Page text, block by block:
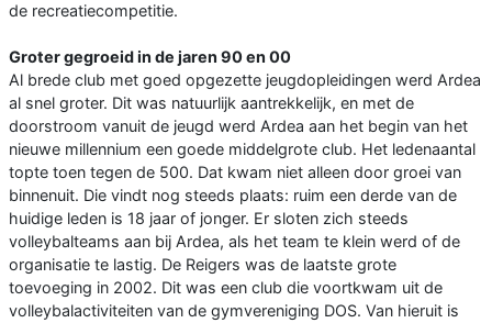
de recreatiecompetitie.
Groter gegroeid in de jaren 90 en 00
Al brede club met goed opgezette jeugdopleidingen werd Ardea
al snel groter. Dit was natuurlijk aantrekkelijk, en met de
doorstroom vanuit de jeugd werd Ardea aan het begin van het
nieuwe millennium een goede middelgrote club. Het ledenaantal
topte toen tegen de 500. Dat kwam niet alleen door groei van
binnenuit. Die vindt nog steeds plaats: ruim een derde van de
huidige leden is 18 jaar of jonger. Er sloten zich steeds
volleybalteams aan bij Ardea, als het team te klein werd of de
organisatie te lastig. De Reigers was de laatste grote
toevoeging in 2002. Dit was een club die voortkwam uit de
volleybalactiviteiten van de gymvereniging DOS. Van hieruit is